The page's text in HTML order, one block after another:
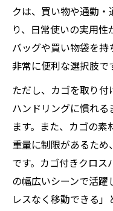
クは、買い物や通勤・
り、日常使いの実用性
バッグや買い物袋を持
非常に便利な選択肢で
ただし、カゴを取り付
ハンドリングに慣れる
ます。また、カゴの素
重量に制限があるため
です。カゴ付きクロス
の幅広いシーンで活躍
レスなく移動できる